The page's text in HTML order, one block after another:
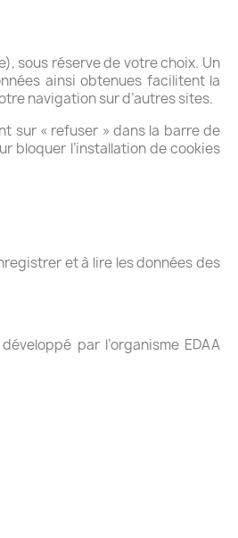
sous réserve de votre choix. Un
ainsi obtenues facilitent la
navigation sur d’autres sites.
sur « refuser » dans la barre de
bloquer l’installation de cookies
et à lire les données des
par l’organisme EDAA